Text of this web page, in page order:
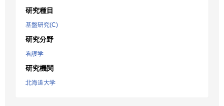
研究種目
基盤研究(C)
研究分野
看護学
研究機関
北海道大学